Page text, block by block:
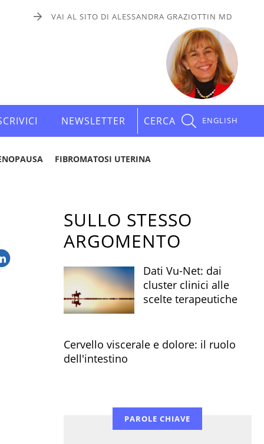
VAI AL SITO DI ALESSANDRA GRAZIOTTIN MD
NEWSLETTER CERCA ENGLISH
FIBROMATOSI UTERINA
SULLO STESSO
ARGOMENTO
Dati Vu-Net: dai
cluster clinici alle
scelte terapeutiche
Cervello viscerale e dolore: il ruolo
dell'intestino
PAROLE CHIAVE